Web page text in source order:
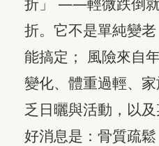
折。它不是單純變
能搞定； 風險來自
變化、體重過輕、
乏日曬與活動，以及
好消息是：骨質疏